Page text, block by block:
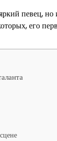
певец,
его